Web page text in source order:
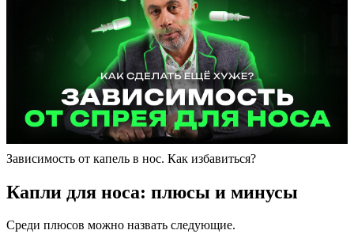
Зависимость от капель в нос. Как избавиться?
Капли для носа: плюсы и минусы
Среди плюсов можно назвать следующие.